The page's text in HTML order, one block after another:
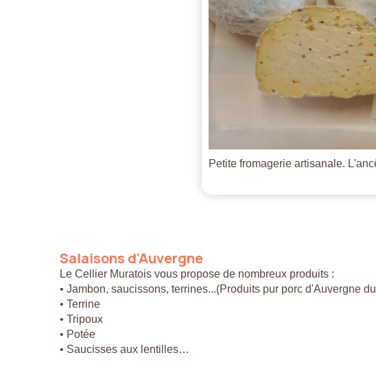
Petite fromagerie artisanale.
Salaisons d'Auvergne
Le Cellier Muratois vous propose de nombreux produits :
• Jambon, saucissons, terrines...(Produits pur porc d'Auvergne
• Terrine
• Tripoux
• Potée
• Saucisses aux lentilles…